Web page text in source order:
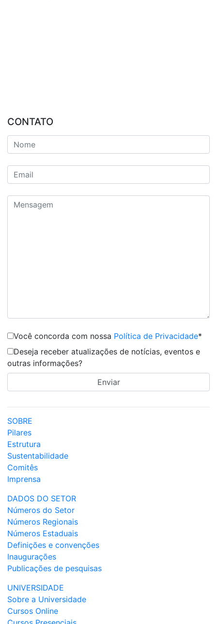
CONTATO
Você concorda com nossa Política de Privacidade*
Deseja receber atualizações de notícias, eventos e
outras informações?
SOBRE
Pilares
Estrutura
Sustentabilidade
Comitês
Imprensa
DADOS DO SETOR
Números do Setor
Números Regionais
Números Estaduais
Definições e convenções
Inaugurações
Publicações de pesquisas
UNIVERSIDADE
Sobre a Universidade
Cursos Online